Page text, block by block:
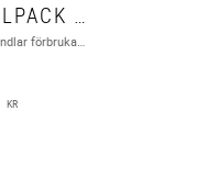
SVELOG WELLPACK CP 316 S3I
KR